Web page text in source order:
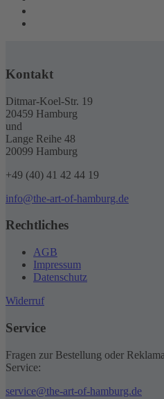
Kontakt
Ditmar-Koel-Str. 19
20459 Hamburg
und
Lange Reihe 48
20099 Hamburg
+49 (40) 41 42 44 19
info@the-art-of-hamburg.de
Rechtliches
AGB
Impressum
Datenschutz
Widerruf
Service
Fragen zur Bestellung oder
Service:
service@the-art-of-hamburg.de